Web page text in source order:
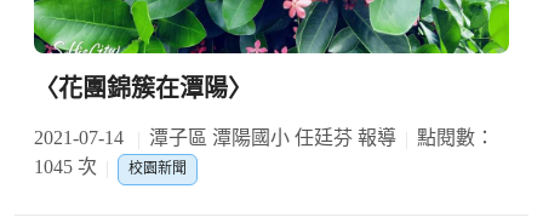
〈花團錦簇在潭陽〉
2021-07-14 潭子區 潭陽國小 任廷芬 報導
點閱數：
1045 次
校園新聞